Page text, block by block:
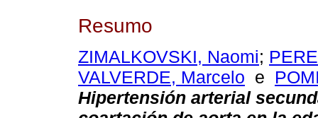
Resumo
ZIMALKOVSKI, Naomi;
VALVERDE, Marcelo e
Hipertensión arterial